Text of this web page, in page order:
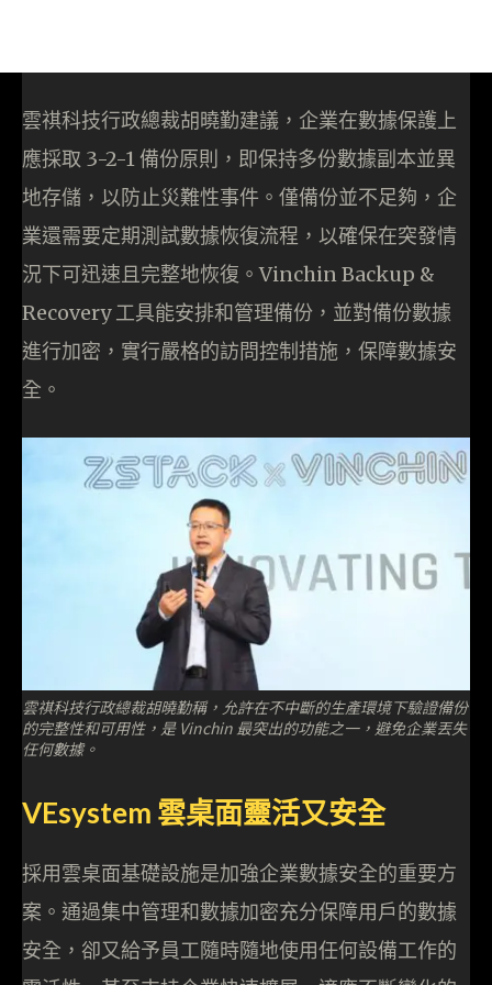
雲祺科技行政總裁胡曉勤建議，企業在數據保護上
應採取 3-2-1 備份原則，即保持多份數據副本並異
地存儲，以防止災難性事件。僅備份並不足夠，企
業還需要定期測試數據恢復流程，以確保在突發情
況下可迅速且完整地恢復。Vinchin Backup &
Recovery 工具能安排和管理備份，並對備份數據
進行加密，實行嚴格的訪問控制措施，保障數據安
全。
雲祺科技行政總裁胡曉勤稱，允許在不中斷的生產環境下驗證備份
的完整性和可用性，是 Vinchin 最突出的功能之一，避免企業丟失
任何數據。
VEsystem 雲桌面靈活又安全
採用雲桌面基礎設施是加強企業數據安全的重要方
案。通過集中管理和數據加密充分保障用戶的數據
安全，卻又給予員工隨時隨地使用任何設備工作的